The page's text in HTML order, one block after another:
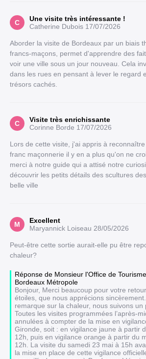
C
Une visite très intéressante !
Catherine Dubois 17/07/2026
Aborder la visite de Bordeaux par un biais
francs-maçons, permet d'apprendre des
voir une ville sous un jour nouveau. Cela
dans les rues en pensant à lever le regard
trésors cachés.
C
Visite très enrichissante
Corinne Borde 17/07/2026
Lors de cette visite, j'ai appris à
franc maçonnerie il y en a plus qu'on ne
merci à notre guide qui a attisé notre
découvrir les petits détails des scultures
belle ville
M
Excellent
Maryannick Loiseau 28/05/2026
Peut-être cette sortie aurait-elle pu être
chaleur?
Réponse de Monsieur l'Office de
Bordeaux Métropole
Bonjour, Merci beaucoup pour votre
étoiles, que nous apprécions
remarque sur la chaleur, nous suivons un
Toutes les visites programmées l’après-
annulées à compter de la mise en
Gironde, soit : en vigilance jaune à partir
12h, puis en vigilance orange à partir du
12h. La visite du samedi 23 mai à 15h
la mise en place de cette vigilance